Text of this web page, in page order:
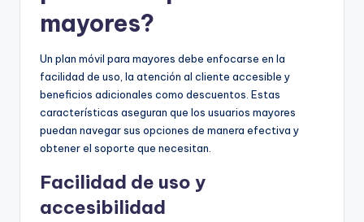
mayores?
Un plan móvil para mayores debe enfocarse en la
facilidad de uso, la atención al cliente accesible y
beneficios adicionales como descuentos. Estas
características aseguran que los usuarios mayores
puedan navegar sus opciones de manera efectiva y
obtener el soporte que necesitan.
Facilidad de uso y
accesibilidad